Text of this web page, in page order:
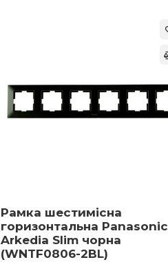
356₴
КУПИТИ
Рамка шестимісна
горизонтальна Panasonic
Arkedia Slim чорна
(WNTF0806-2BL)